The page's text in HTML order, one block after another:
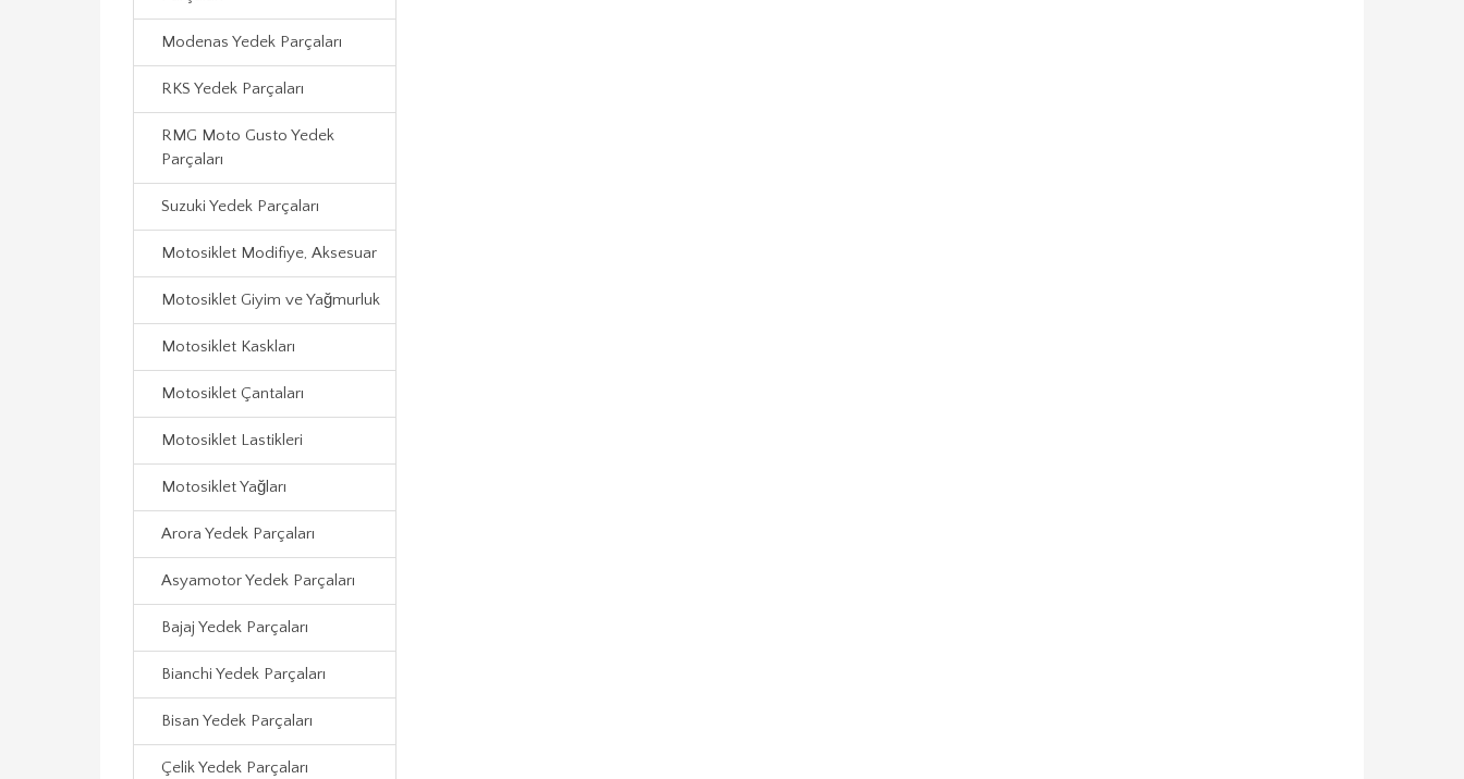
Modenas Yedek Parçaları
RKS Yedek Parçaları
RMG Moto Gusto Yedek
Parçaları
Suzuki Yedek Parçaları
Motosiklet Modifiye, Aksesuar
Motosiklet Giyim ve Yağmurluk
Motosiklet Kaskları
Motosiklet Çantaları
Motosiklet Lastikleri
Motosiklet Yağları
Arora Yedek Parçaları
Asyamotor Yedek Parçaları
Bajaj Yedek Parçaları
Bianchi Yedek Parçaları
Bisan Yedek Parçaları
Çelik Yedek Parçaları